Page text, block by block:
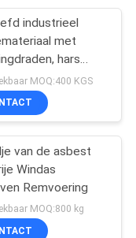
10
industrieel
met
hars
MOQ:400 KGS
van de asbest
Windas
Remvoering
MOQ:800 kg